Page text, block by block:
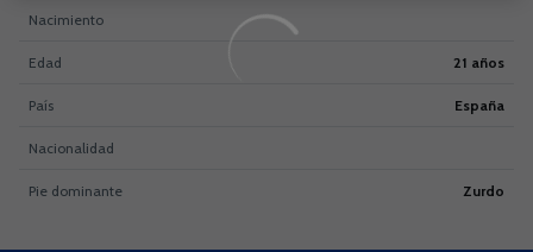
Nacimiento
Edad 21 años
País España
Nacionalidad
Pie dominante Zurdo